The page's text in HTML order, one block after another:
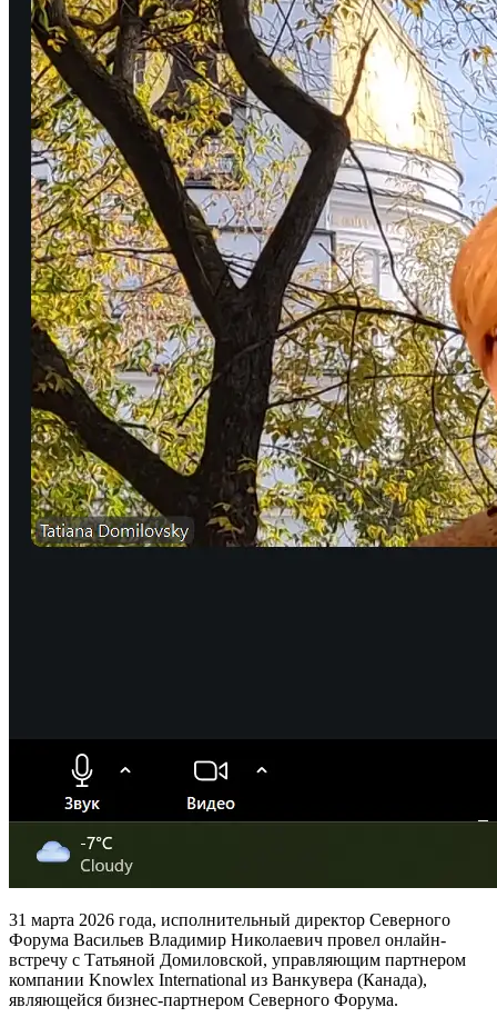
31 марта 2026 года, исполнительный директор Северного
Форума Васильев Владимир Николаевич провел онлайн-
встречу с Татьяной Домиловской, управляющим партнером
компании Knowlex International из Ванкувера (Канада),
являющейся бизнес-партнером Северного Форума.